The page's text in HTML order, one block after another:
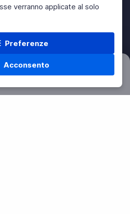
verranno applicate al solo
Preferenze
Acconsento
Cerca Menu
Azzera